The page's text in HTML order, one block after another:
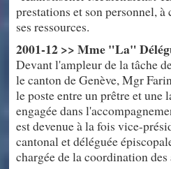
prestations et son personnel,
ses ressources.
2001-12 >> Mme "La"
Devant l'ampleur de la tâche
le canton de Genève, Mgr
le poste entre un prêtre et une
engagée dans
est devenue à la fois vice-
cantonal et déléguée
chargée de la coordination